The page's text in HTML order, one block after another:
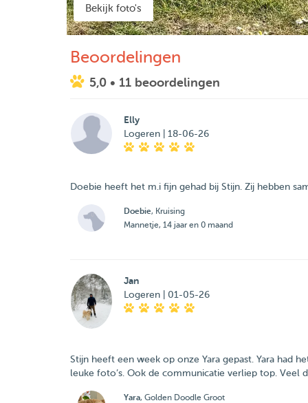
Bekijk foto's
Beoordelingen
5,0 • 11 beoordelingen
Elly
Logeren | 18-06-26
Doebie heeft het m.i fijn gehad bij Stijn. Zij hebben
Doebie, Kruising
Mannetje, 14 jaar en 0 maand
Jan
Logeren | 01-05-26
Stijn heeft een week op onze Yara gepast. Yara had
leuke foto’s. Ook de communicatie verliep top. Veel
Yara, Golden Doodle Groot